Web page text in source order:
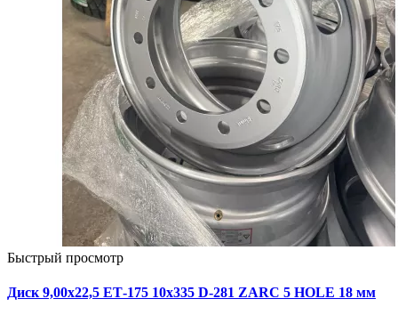
Быстрый просмотр
Диск 9,00х22,5 ЕТ-175 10х335 D-281 ZARC 5 HOLE 18 мм